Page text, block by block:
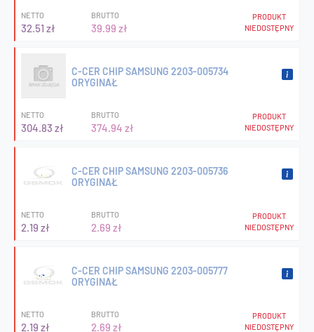
NETTO
32.51 zł
BRUTTO
39.99 zł
PRODUKT
NIEDOSTĘPNY
C-CER CHIP SAMSUNG 2203-005734
ORYGINAŁ
NETTO
304.83 zł
BRUTTO
374.94 zł
PRODUKT
NIEDOSTĘPNY
C-CER CHIP SAMSUNG 2203-005736
ORYGINAŁ
NETTO
2.19 zł
BRUTTO
2.69 zł
PRODUKT
NIEDOSTĘPNY
C-CER CHIP SAMSUNG 2203-005777
ORYGINAŁ
NETTO
2.19 zł
BRUTTO
2.69 zł
PRODUKT
NIEDOSTĘPNY